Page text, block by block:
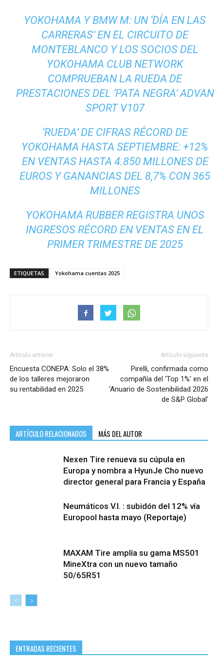
YOKOHAMA Y BMW M: UN ‘DÍA EN LAS
CARRERAS’ EN EL CIRCUITO DE
MONTEBLANCO Y LOS SOCIOS DEL
YOKOHAMA CLUB NETWORK
COMPRUEBAN LA RUEDA DE
PRESTACIONES DEL ‘PATA NEGRA’ ADVAN
SPORT V107
‘RUEDA’ DE CIFRAS RÉCORD DE
YOKOHAMA HASTA SEPTIEMBRE: +12%
EN VENTAS HASTA 4.850 MILLONES DE
EUROS Y GANANCIAS DEL 8,7% CON 365
MILLONES
YOKOHAMA RUBBER REGISTRA UNOS
INGRESOS RÉCORD EN VENTAS EN EL
PRIMER TRIMESTRE DE 2025
ETIQUETAS Yokohama cuentas 2025
Artículo anterior
Encuesta CONEPA: Solo el 38%
de los talleres mejoraron
su rentabilidad en 2025
Artículo siguiente
Pirelli, confirmada como
compañía del ‘Top 1%’ en el
‘Anuario de Sostenibilidad 2026
de S&P Global’
ARTÍCULO RELACIONADOS MÁS DEL AUTOR
Nexen Tire renueva su cúpula en
Europa y nombra a HyunJe Cho nuevo
director general para Francia y España
Neumáticos V.I. : subidón del 12% vía
Europool hasta mayo (Reportaje)
MAXAM Tire amplía su gama MS501
MineXtra con un nuevo tamaño
50/65R51
ENTRADAS RECIENTES